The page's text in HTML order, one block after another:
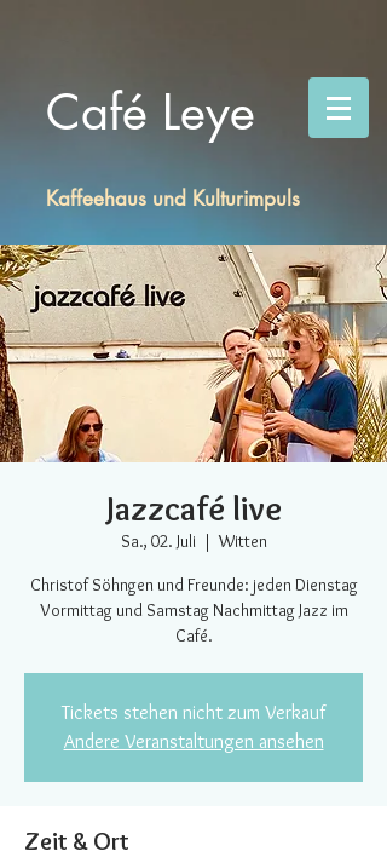
Café Leye
Kaffeehaus und Kulturimpuls
Jazzcafé live
Sa., 02. Juli
  |
Witten
Christof Söhngen und Freunde: jeden Dienstag
Vormittag und Samstag Nachmittag Jazz im
Café.
Tickets stehen nicht zum Verkauf
Andere Veranstaltungen ansehen
Zeit & Ort